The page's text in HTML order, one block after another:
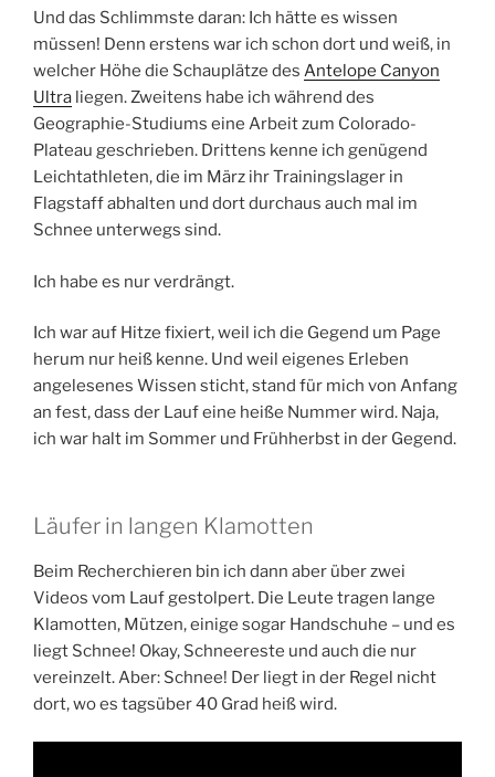
Und das Schlimmste daran: Ich hätte es wissen
müssen! Denn erstens war ich schon dort und weiß, in
welcher Höhe die Schauplätze des Antelope Canyon
Ultra liegen. Zweitens habe ich während des
Geographie-Studiums eine Arbeit zum Colorado-
Plateau geschrieben. Drittens kenne ich genügend
Leichtathleten, die im März ihr Trainingslager in
Flagstaff abhalten und dort durchaus auch mal im
Schnee unterwegs sind.
Ich habe es nur verdrängt.
Ich war auf Hitze fixiert, weil ich die Gegend um Page
herum nur heiß kenne. Und weil eigenes Erleben
angelesenes Wissen sticht, stand für mich von Anfang
an fest, dass der Lauf eine heiße Nummer wird. Naja,
ich war halt im Sommer und Frühherbst in der Gegend.
Läufer in langen Klamotten
Beim Recherchieren bin ich dann aber über zwei
Videos vom Lauf gestolpert. Die Leute tragen lange
Klamotten, Mützen, einige sogar Handschuhe – und es
liegt Schnee! Okay, Schneereste und auch die nur
vereinzelt. Aber: Schnee! Der liegt in der Regel nicht
dort, wo es tagsüber 40 Grad heiß wird.